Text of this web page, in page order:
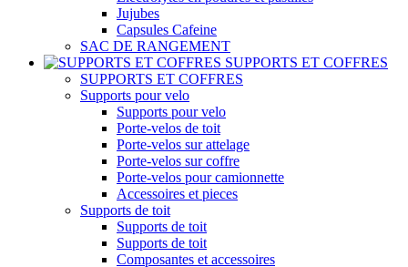
Jujubes
Capsules Cafeine
SAC DE RANGEMENT
SUPPORTS ET COFFRES
SUPPORTS ET COFFRES
Supports pour velo
Supports pour velo
Porte-velos de toit
Porte-velos sur attelage
Porte-velos sur coffre
Porte-velos pour camionnette
Accessoires et pieces
Supports de toit
Supports de toit
Supports de toit
Composantes et accessoires